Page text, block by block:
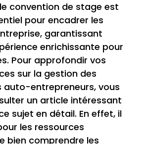
convention de stage est
pour encadrer les
garantissant
enrichissante pour
Pour approfondir vos
sur la gestion des
auto-entrepreneurs, vous
un article intéressant
sujet en détail. En effet, il
les ressources
bien comprendre les